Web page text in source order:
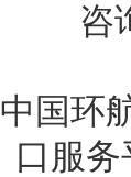
咨
中国环
口服